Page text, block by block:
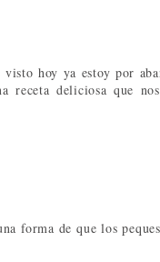
hoy ya estoy por
receta deliciosa que
forma de que los